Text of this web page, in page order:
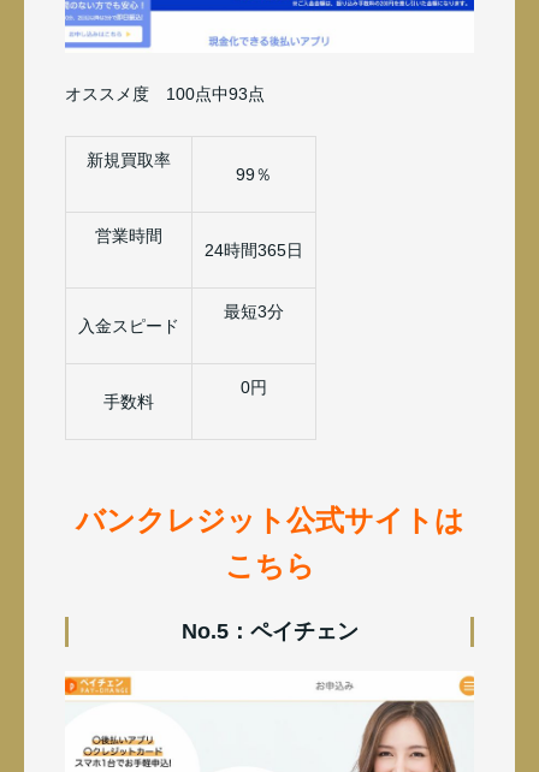
オススメ度 100点中93点
新規買取率
99％
営業時間
24時間365日
入金スピード
最短3分
手数料
0円
バンクレジット公式サイトは
こちら
No.5：ペイチェン